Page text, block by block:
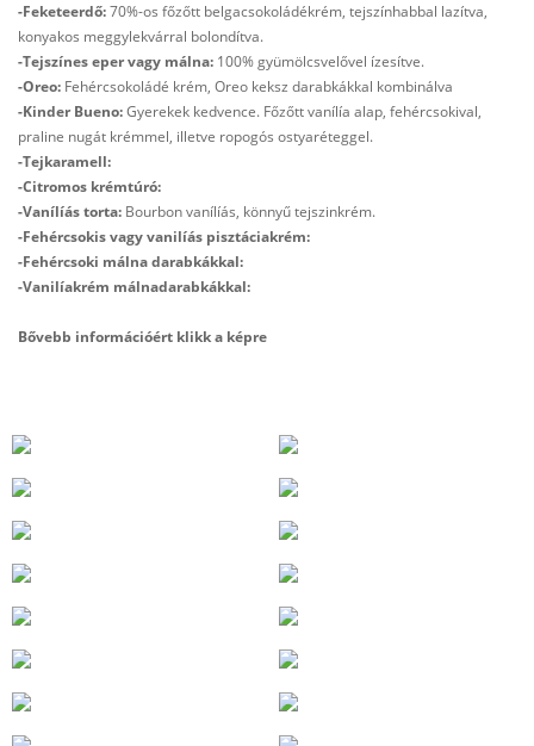
-Feketeerdő:70%-os főzőtt belgacsokoládékrém, tejszínhabbal lazítva,
konyakos meggylekvárral bolondítva.
-Tejszínes eper vagy málna: 100% gyümölcsvelővel ízesítve.
-Oreo: Fehércsokoládé krém, Oreo keksz darabkákkal kombinálva
-Kinder Bueno:Gyerekek kedvence. Főzőtt vanílía alap, fehércsokival,
praline nugát krémmel, illetve ropogós ostyaréteggel.
-Tejkaramell:
-Citromos krémtúró:
-Vanílíás torta: Bourbon vanílíás, könnyű tejszinkrém.
-Fehércsokis vagy vanilíás pisztáciakrém:
-Fehércsoki málna darabkákkal:
-Vanilíakrém málnadarabkákkal:
Bővebb információért klikk a képre